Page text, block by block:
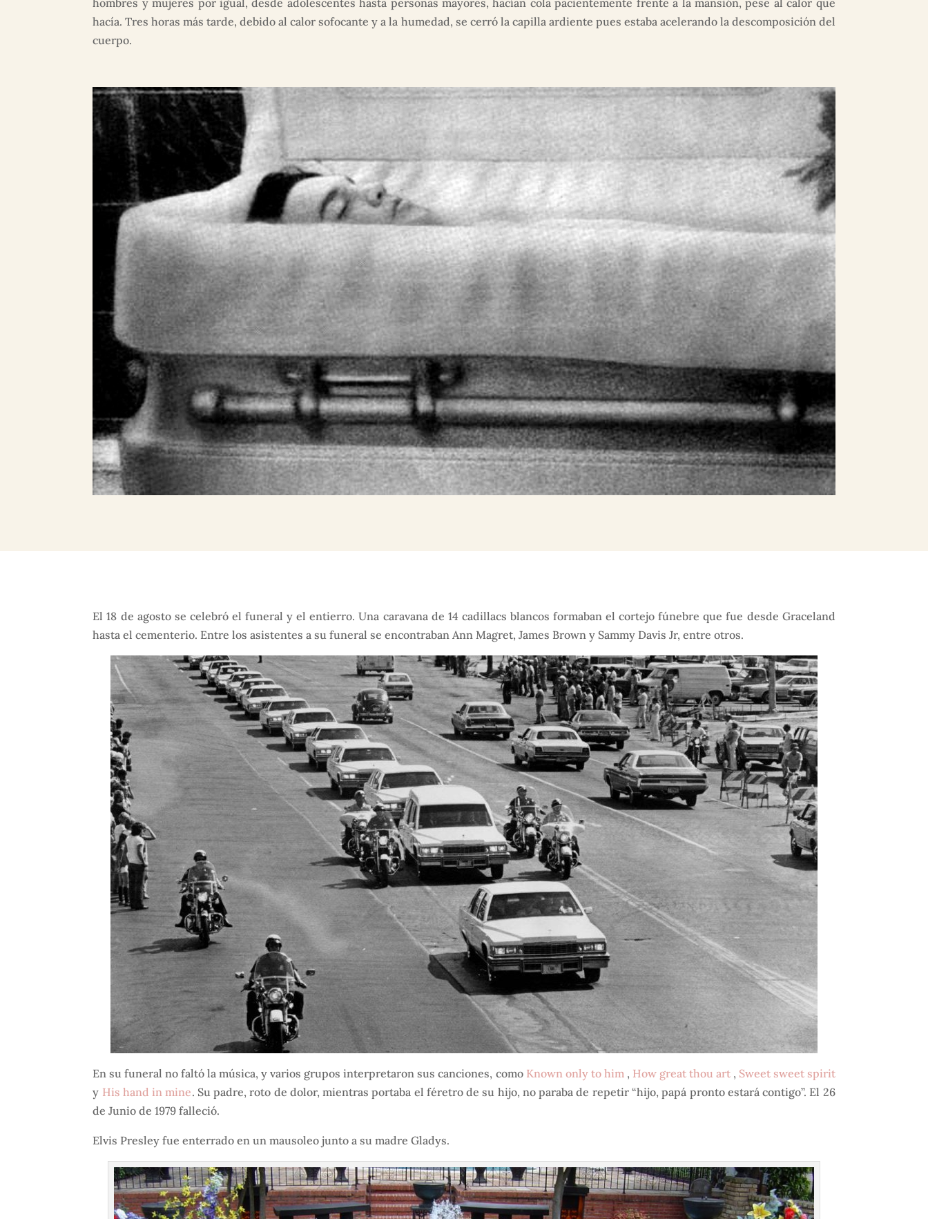
hombres y mujeres por igual, desde adolescentes hasta personas mayores, hacían cola pacientemente frente a la mansión, pese al calor que
hacía. Tres horas más tarde, debido al calor sofocante y a la humedad, se cerró la capilla ardiente pues estaba acelerando la descomposición del
cuerpo.
El 18 de agosto se celebró el funeral y el entierro. Una caravana de 14 cadillacs blancos formaban el cortejo fúnebre que fue desde Graceland
hasta el cementerio. Entre los asistentes a su funeral se encontraban Ann Magret, James Brown y Sammy Davis Jr, entre otros.
En su funeral no faltó la música, y varios grupos interpretaron sus canciones, como Known only to him , How great thou art, Sweet sweet spirit
y His hand in mine. Su padre, roto de dolor, mientras portaba el féretro de su hijo, no paraba de repetir “hijo, papá pronto estará contigo”. El 26
de Junio de 1979 falleció.
Elvis Presley fue enterrado en un mausoleo junto a su madre Gladys.